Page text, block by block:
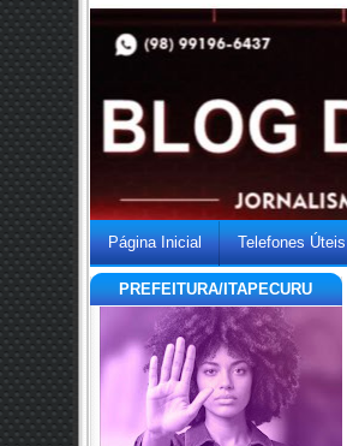
Página Inicial Telefones Úteis
PREFEITURA/ITAPECURU